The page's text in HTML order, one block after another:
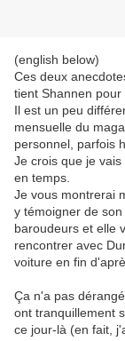
(english below)
Ces deux
tient Shannen pour
Il est un peu
mensuelle du
personnel, parfois
Je crois que je
en temps.
Je vous montrerai
y témoigner de
baroudeurs et elle
rencontrer avec
voiture en fin
Ça n'a pas
ont tranquillement
ce jour-là (en fait,